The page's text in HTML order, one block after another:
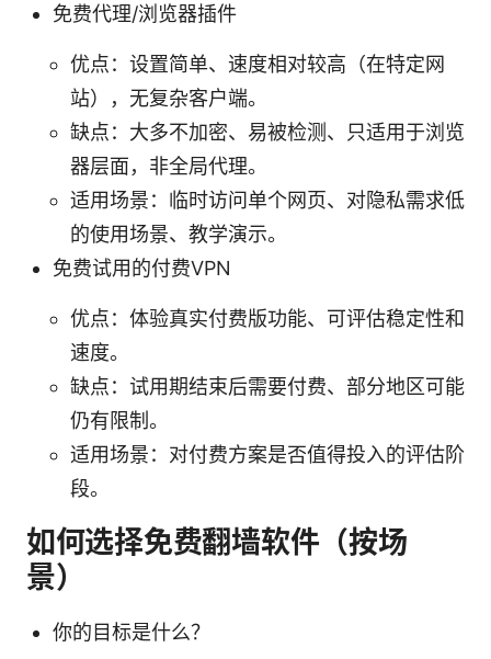
免费代理/浏览器插件
优点：设置简单、速度相对较高（在特定网
站），无复杂客户端。
缺点：大多不加密、易被检测、只适用于浏览
器层面，非全局代理。
适用场景：临时访问单个网页、对隐私需求低
的使用场景、教学演示。
免费试用的付费VPN
优点：体验真实付费版功能、可评估稳定性和
速度。
缺点：试用期结束后需要付费、部分地区可能
仍有限制。
适用场景：对付费方案是否值得投入的评估阶
段。
如何选择免费翻墙软件（按场
景）
你的目标是什么？